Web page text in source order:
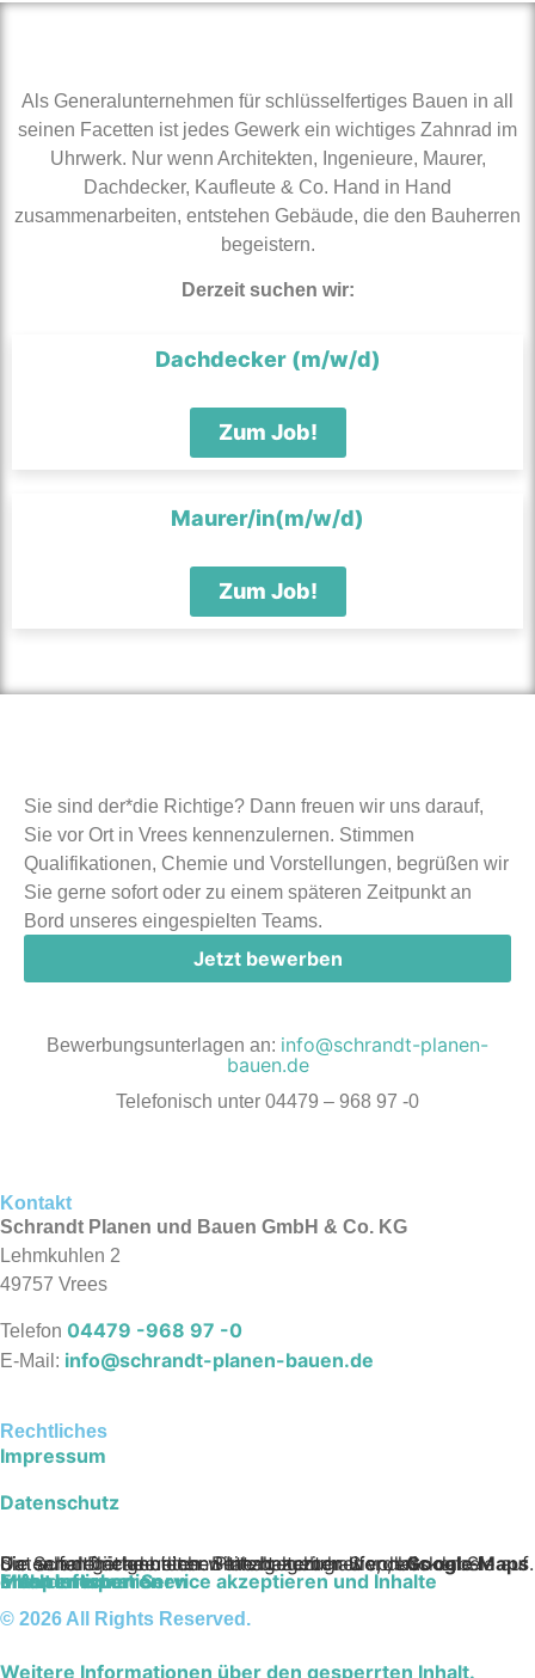
Als Generalunternehmen für schlüsselfertiges Bauen in all
seinen Facetten ist jedes Gewerk ein wichtiges Zahnrad im
Uhrwerk. Nur wenn Architekten, Ingenieure, Maurer,
Dachdecker, Kaufleute & Co. Hand in Hand
zusammenarbeiten, entstehen Gebäude, die den Bauherren
begeistern.
Derzeit suchen wir:
Dachdecker (m/w/d)
Zum Job!
Maurer/in(m/w/d)
Zum Job!
Sie sind der*die Richtige? Dann freuen wir uns darauf,
Sie vor Ort in Vrees kennenzulernen. Stimmen
Qualifikationen, Chemie und Vorstellungen, begrüßen wir
Sie gerne sofort oder zu einem späteren Zeitpunkt an
Bord unseres eingespielten Teams.
Jetzt bewerben
Bewerbungsunterlagen an: info@schrandt-planen-
bauen.de
Telefonisch unter 04479 – 968 97 -0
Kontakt
Schrandt Planen und Bauen GmbH & Co. KG
Lehmkuhlen 2
49757 Vrees
Telefon 04479 -968 97 -0
E-Mail: info@schrandt-planen-bauen.de
Rechtliches
Impressum
Datenschutz
Sie sehen gerade einen Platzhalterinhalt vonGoogle Maps
. Um auf den eigentlichen Inhalt zuzugreifen, klicken Sie auf die Schaltfläche unten. Bitte beachten Sie, dass dabei Daten an Drittanbieter weitergegeben werden.
Mehr Informationen
Inhalt entsperren
Erforderlichen Service akzeptieren und Inhalte entsperren
© 2026 All Rights Reserved.
Weitere Informationen über den gesperrten Inhalt.